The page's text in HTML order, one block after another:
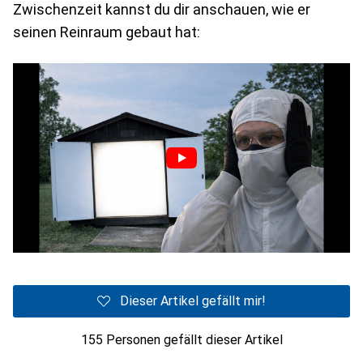
Zwischenzeit kannst du dir anschauen, wie er
seinen Reinraum gebaut hat:
Dieser Artikel gefällt mir!
155 Personen gefällt dieser Artikel